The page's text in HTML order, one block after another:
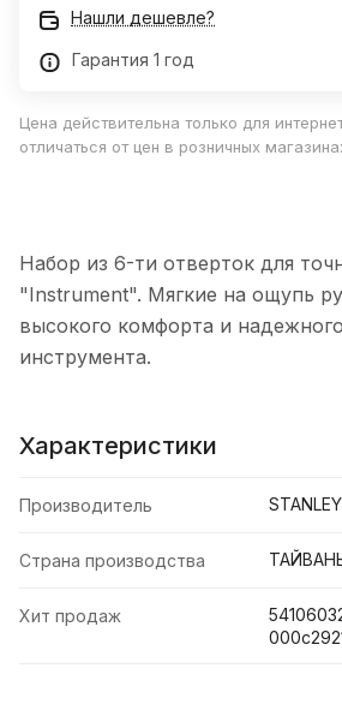
Нашли дешевле?
Гарантия 1 год
Цена действительна только для
отличаться от цен в розничных
Набор из 6-ти отверток для
"Instrument". Мягкие на ощупь
высокого комфорта и
инструмента.
Характеристики
Производитель STANLEY
Страна производства
Хит продаж